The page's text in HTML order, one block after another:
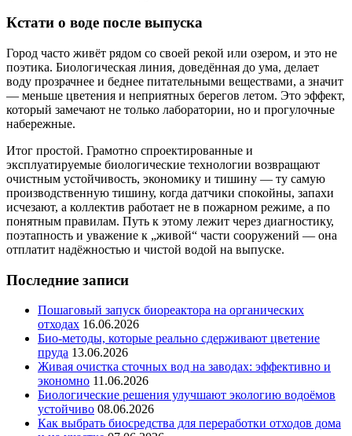
Кстати о воде после выпуска
Город часто живёт рядом со своей рекой или озером, и это не
поэтика. Биологическая линия, доведённая до ума, делает
воду прозрачнее и беднее питательными веществами, а значит
— меньше цветения и неприятных берегов летом. Это эффект,
который замечают не только лаборатории, но и прогулочные
набережные.
Итог простой. Грамотно спроектированные и
эксплуатируемые биологические технологии возвращают
очистным устойчивость, экономику и тишину — ту самую
производственную тишину, когда датчики спокойны, запахи
исчезают, а коллектив работает не в пожарном режиме, а по
понятным правилам. Путь к этому лежит через диагностику,
поэтапность и уважение к „живой“ части сооружений — она
отплатит надёжностью и чистой водой на выпуске.
Последние записи
Пошаговый запуск биореактора на органических
отходах 16.06.2026
Био-методы, которые реально сдерживают цветение
пруда 13.06.2026
Живая очистка сточных вод на заводах: эффективно и
экономно 11.06.2026
Биологические решения улучшают экологию водоёмов
устойчиво 08.06.2026
Как выбрать биосредства для переработки отходов дома